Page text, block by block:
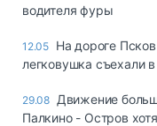
водителя фуры
12.05 На дороге
легковушка съехали
29.08 Движение
Палкино - Остров